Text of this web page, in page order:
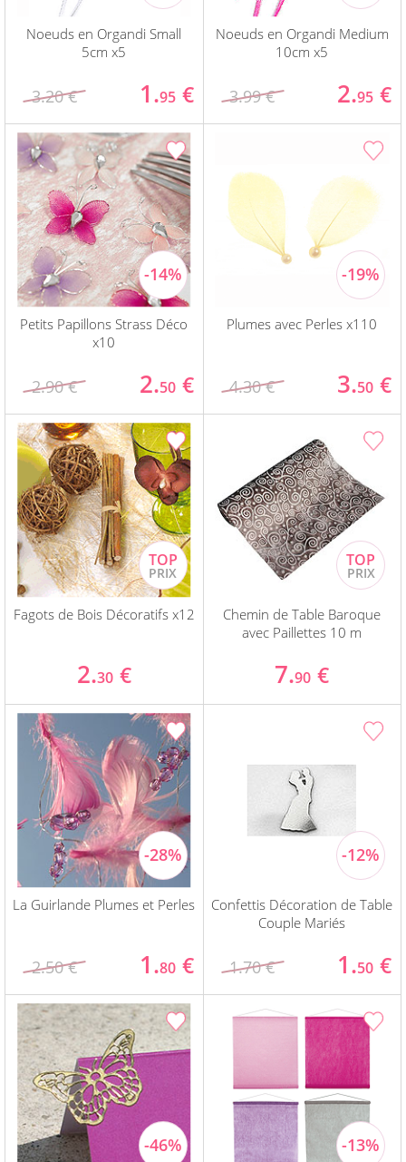
Noeuds en Organdi Small
5cm x5
3.20 € 1.95 €
Noeuds en Organdi Medium
10cm x5
3.99 € 2.95 €
Petits Papillons Strass Déco
x10
2.90 € 2.50 €
Plumes avec Perles x110
4.30 € 3.50 €
Fagots de Bois Décoratifs x12
2.30 €
Chemin de Table Baroque
avec Paillettes 10 m
7.90 €
La Guirlande Plumes et Perles
2.50 € 1.80 €
Confettis Décoration de Table
Couple Mariés
1.70 € 1.50 €